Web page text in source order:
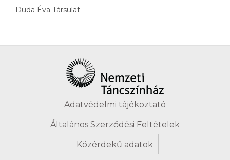
Duda Éva Társulat
Adatvédelmi tájékoztató
Általános Szerződési Feltételek
Közérdekű adatok